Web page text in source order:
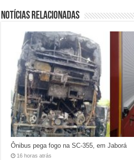
Notícias relacionadas
Ônibus pega fogo na SC-355, em Jaborá
16 horas atrás